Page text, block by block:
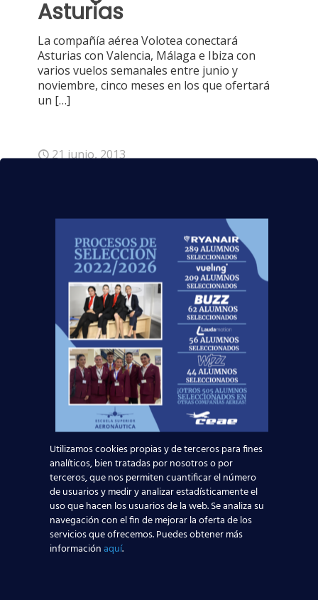
Asturias
La compañía aérea Volotea conectará
Asturias con Valencia, Málaga e Ibiza con
varios vuelos semanales entre junio y
noviembre, cinco meses en los que ofertará
un […]
21 junio, 2013
televisión en directo
La expansión de la televisión en vivo en los
aviones de United confirma la estrategia de la
empresa de continua inversión en sus
productos a bordo.[…]
17 junio, 2013
Vueling comenzará a
volar a Kiev y Reikiavik
desde Barcelona
Vueling incorporará 32 nuevos destinos
desde Barcelona en verano, entre los que se
encuentra Kiev (Ucrania) y Reikiavik (Islandia),
lo que permitirá a la aerolínea alcanzar[…]
14 junio, 2013
Utilizamos cookies propias y de terceros para fines
analíticos, bien tratadas por nosotros o por
terceros, que nos permiten cuantificar el número
de usuarios y medir y analizar estadísticamente el
uso que hacen los usuarios de la web. Se analiza su
navegación con el fin de mejorar la oferta de los
servicios que ofrecemos. Puedes obtener más
informaciónaquí.